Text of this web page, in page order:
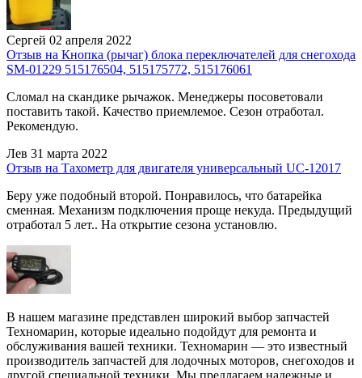
Сергей 02 апреля 2022
Отзыв на Кнопка (рычаг) блока переключателей для снегохода
SM-01229 515176504, 515175772, 515176061
Сломал на скандике рычажок. Менеджеры посоветовали
поставить такой. Качество приемлемое. Сезон отработал.
Рекомендую.
Лев 31 марта 2022
Отзыв на Тахометр для двигателя универсальный UC-12017
Беру уже подобный второй. Понравилось, что батарейка
сменная. Механизм подключения проще некуда. Предыдущий
отработал 5 лет.. На открытие сезона установлю.
В нашем магазине представлен широкий выбор запчастей
Техномарин, которые идеально подойдут для ремонта и
обслуживания вашей техники. Техномарин — это известный
производитель запчастей для лодочных моторов, снегоходов и
другой специальной техники. Мы предлагаем надежные и